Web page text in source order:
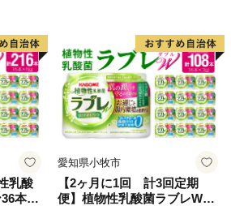
KB290 乳酸菌飲料 飲料 カゴ
メ 習慣 送料無料
乳酸
本
愛知県小牧市
【2ヶ月に1回 計3回定期
便】植物性乳酸菌ラブレW